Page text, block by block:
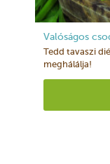
Valóságos
Tedd tavaszi
meghálálja!